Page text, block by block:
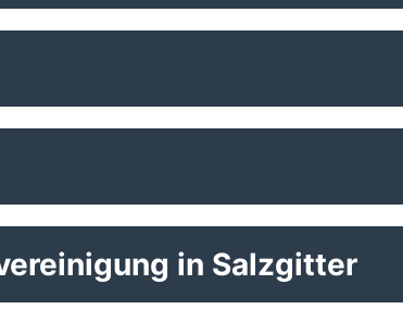
in Salzgitter